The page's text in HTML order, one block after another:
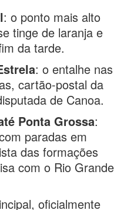
: o ponto mais alto
tinge de laranja e
da tarde.
: o entalhe nas
cartão-postal da
de Canoa.
Ponta Grossa:
paradas em
das formações
com o Rio Grande
oficialmente